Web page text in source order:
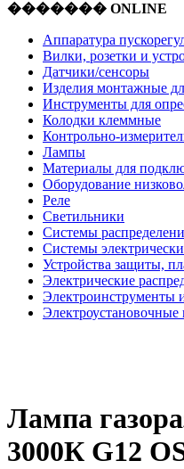
������� ONLINE
Аппаратура
Вилки, розетки и
Датчики/сенсоры
Изделия монтажные
Инструменты для
Колодки клеммные
Контрольно-
Лампы
Материалы для
Оборудование
Реле
Светильники
Системы
Системы
Устройства защиты,
Электрические
Электроинструменты
Электроустановочные
Лампа
3000К G12